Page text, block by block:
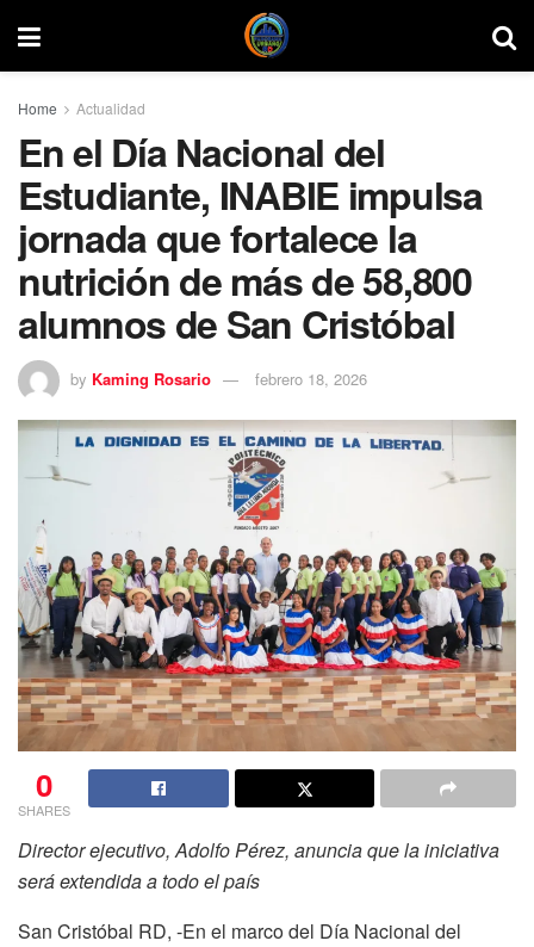
Home Actualidad
En el Día Nacional del
Estudiante, INABIE impulsa
jornada que fortalece la
nutrición de más de 58,800
alumnos de San Cristóbal
by Kaming Rosario febrero 18, 2026
0
SHARES
Director ejecutivo, Adolfo Pérez, anuncia que la iniciativa
será extendida a todo el país
San Cristóbal RD, -En el marco del Día Nacional del